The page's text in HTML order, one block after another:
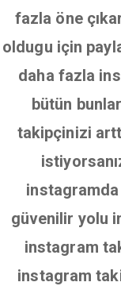
fazla öne
oldugu için
daha fazla
bütün
takipçinizi
instagramda
güvenilir yolu
instagram
instagram